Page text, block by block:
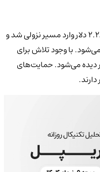
قیمت ریپل پس از شکست حمایت ۲.۲۸۰ دلار وارد مسیر نزولی شد و
دلار معامله می‌شود. با وجود تلاش برای
دیده می‌شود. حمایت‌های